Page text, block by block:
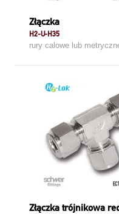
Złączka
H2-U-H35
rury calowe lub
Złączka trójnikowa